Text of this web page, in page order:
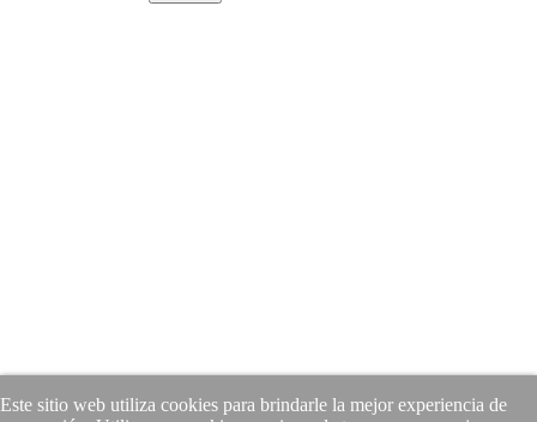
Este sitio web utiliza cookies para brindarle la mejor experiencia de